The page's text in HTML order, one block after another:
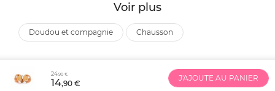
Voir plus
doudou et compagnie chausson
24,90 €
14,90 €
J'AJOUTE AU PANIER